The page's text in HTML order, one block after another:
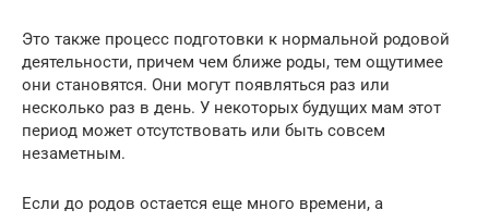
Это также процесс подготовки к нормальной родовой
деятельности, причем чем ближе роды, тем ощутимее
они становятся. Они могут появляться раз или
несколько раз в день. У некоторых будущих мам этот
период может отсутствовать или быть совсем
незаметным.
Если до родов остается еще много времени, а